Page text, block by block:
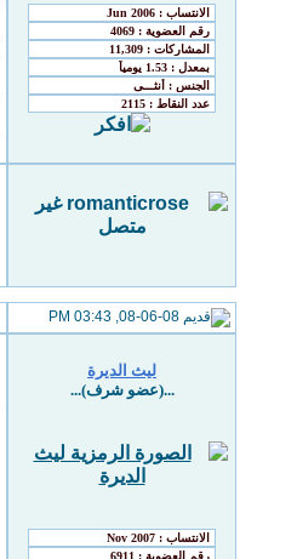
ليث الديرة
...(عضو شرف)...